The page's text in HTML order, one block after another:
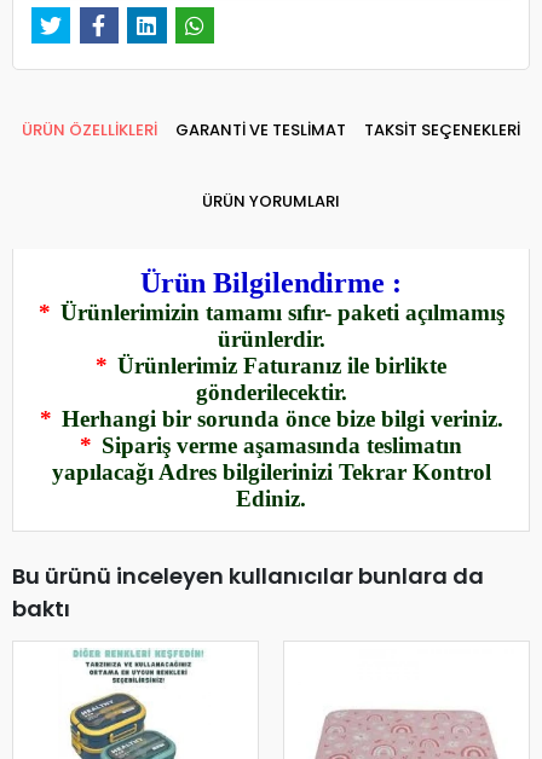
ÜRÜN ÖZELLİKLERİ GARANTİ VE TESLİMAT TAKSİT SEÇENEKLERİ
ÜRÜN YORUMLARI
Ürün Bilgilendirme :
* Ürünlerimizin tamamı sıfır- paketi açılmamış
ürünlerdir.
* Ürünlerimiz Faturanız ile birlikte
gönderilecektir.
* Herhangi bir sorunda önce bize bilgi veriniz.
* Sipariş verme aşamasında teslimatın
yapılacağı Adres bilgilerinizi Tekrar Kontrol
Ediniz.
Bu ürünü inceleyen kullanıcılar bunlara da
baktı